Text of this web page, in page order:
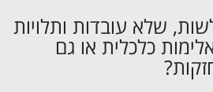
שלא עובדות ותלויות
כלכלית או גם